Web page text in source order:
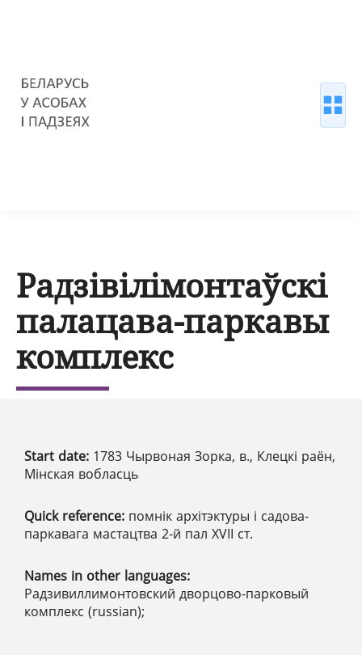
Радзівілімонтаўскі
палацава-паркавы
комплекс
Start date: 1783 Чырвоная Зорка, в., Клецкі раён,
Мінская вобласць
Quick reference: помнік архітэктуры і садова-
паркавага мастацтва 2-й пал XVII ст.
Names in other languages:
Радзивиллимонтовский дворцово-парковый
комплекс (russian);